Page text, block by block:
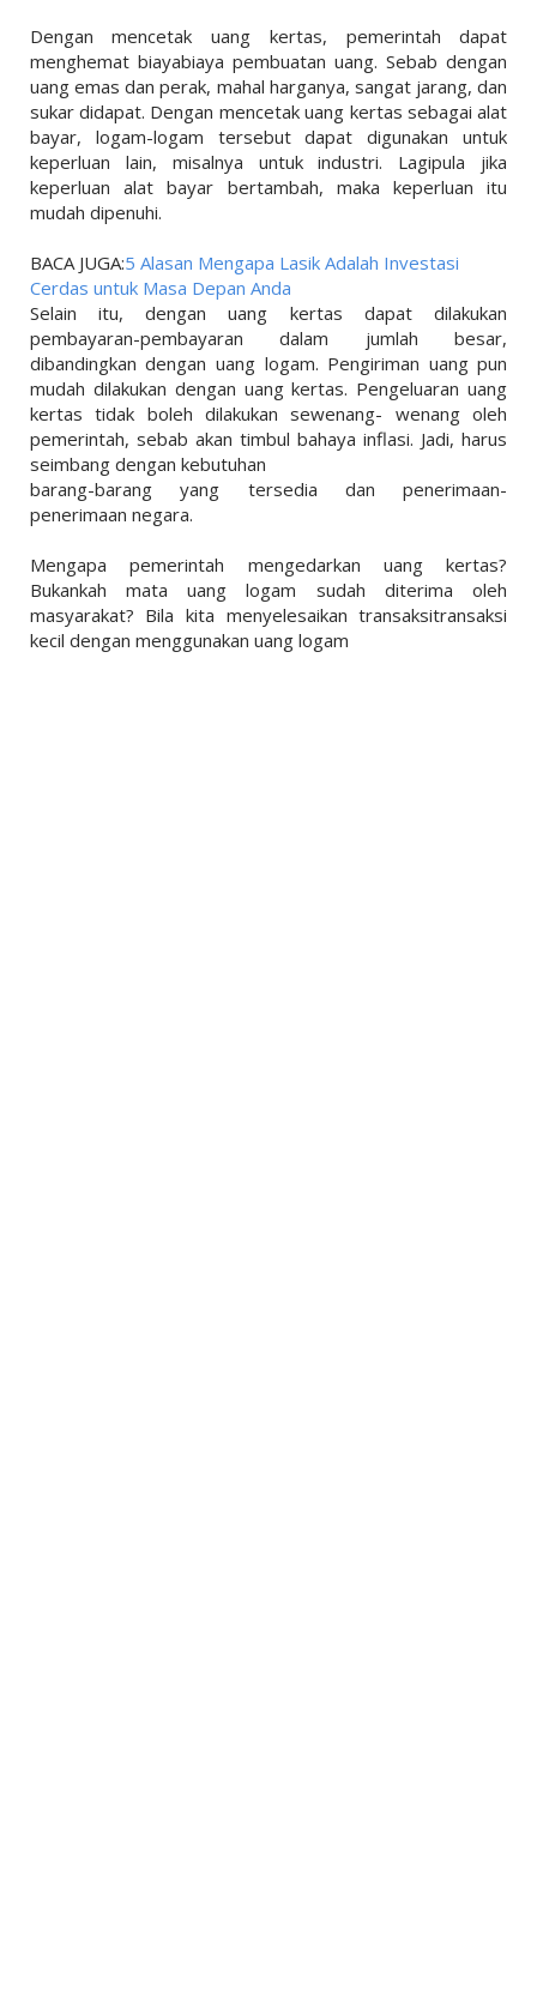
Dengan mencetak uang kertas, pemerintah dapat
menghemat biayabiaya pembuatan uang. Sebab dengan
uang emas dan perak, mahal harganya, sangat jarang, dan
sukar didapat. Dengan mencetak uang kertas sebagai alat
bayar, logam-logam tersebut dapat digunakan untuk
keperluan lain, misalnya untuk industri. Lagipula jika
keperluan alat bayar bertambah, maka keperluan itu
mudah dipenuhi.
BACA JUGA:5 Alasan Mengapa Lasik Adalah Investasi
Cerdas untuk Masa Depan Anda
Selain itu, dengan uang kertas dapat dilakukan
pembayaran-pembayaran dalam jumlah besar,
dibandingkan dengan uang logam. Pengiriman uang pun
mudah dilakukan dengan uang kertas. Pengeluaran uang
kertas tidak boleh dilakukan sewenang- wenang oleh
pemerintah, sebab akan timbul bahaya inflasi. Jadi, harus
seimbang dengan kebutuhan
barang-barang yang tersedia dan penerimaan-
penerimaan negara.
Mengapa pemerintah mengedarkan uang kertas?
Bukankah mata uang logam sudah diterima oleh
masyarakat? Bila kita menyelesaikan transaksitransaksi
kecil dengan menggunakan uang logam